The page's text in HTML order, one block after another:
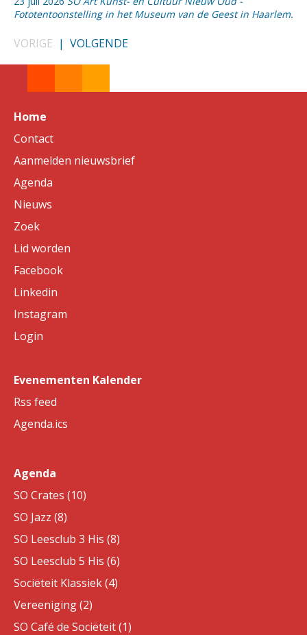
Fototentoonstelling in het Museum van de Geest in Haarlem.
VORIGE | VOLGENDE
Home
Contact
Aanmelden nieuwsbrief
Agenda
Nieuws
Zoek
Lid worden
Facebook
Linkedin
Instagram
Login
Evenementen Kalender
Rss feed
Agenda.ics
Agenda
SO Crates (10)
SO Jazz (8)
SO Leesclub 3 His (8)
SO Leesclub 5 His (6)
Sociëteit Klassiek (4)
Vereeniging (2)
SO Café de Sociëteit (1)